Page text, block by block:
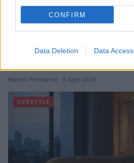
CONFIRM
Data Deletion Data Access
Sicilia
Matteo Pellegrino · 9 Ago 2026
LIFESTYLE